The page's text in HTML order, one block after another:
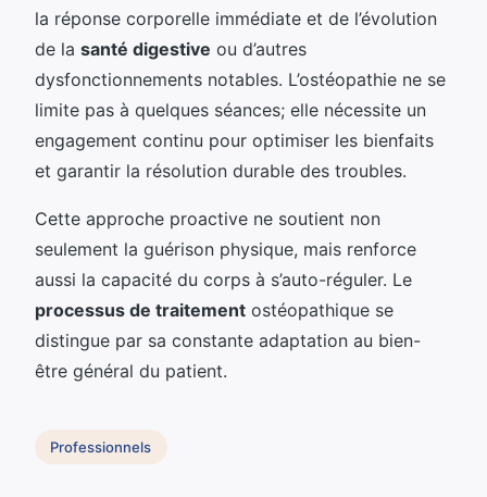
la réponse corporelle immédiate et de l’évolution
de la santé digestive ou d’autres
dysfonctionnements notables. L’ostéopathie ne se
limite pas à quelques séances; elle nécessite un
engagement continu pour optimiser les bienfaits
et garantir la résolution durable des troubles.
Cette approche proactive ne soutient non
seulement la guérison physique, mais renforce
aussi la capacité du corps à s’auto-réguler. Le
processus de traitement ostéopathique se
distingue par sa constante adaptation au bien-
être général du patient.
Professionnels